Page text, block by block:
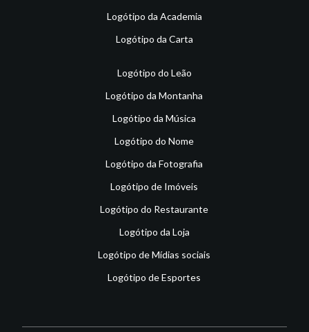
Logótipo da Academia
Logótipo da Carta
Logótipo do Leão
Logótipo da Montanha
Logótipo da Música
Logótipo do Nome
Logótipo da Fotografia
Logótipo de Imóveis
Logótipo do Restaurante
Logótipo da Loja
Logótipo de Mídias sociais
Logótipo de Esportes